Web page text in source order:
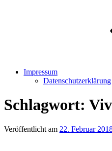
Impressum
Datenschutzerklärung
Schlagwort:
Veröffentlicht am 22. Februar